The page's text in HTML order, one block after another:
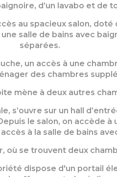
d’un lavabo et de
au spacieux salon,
salle de bains avec
séparées.
un accès à une
des chambres
mène à deux autres
sur un hall
le salon, on accède
à la salle de bains
où se trouvent deux
dispose d'un portail